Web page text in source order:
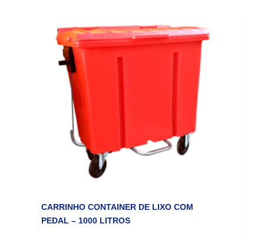
CARRINHO CONTAINER DE LIXO COM
PEDAL – 1000 LITROS